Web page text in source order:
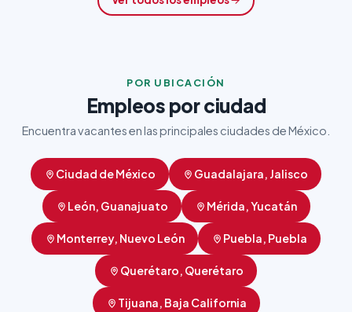
POR UBICACIÓN
Empleos por ciudad
Encuentra vacantes en las principales ciudades de México.
Ciudad de México Guadalajara, Jalisco
León, Guanajuato Mérida, Yucatán
Monterrey, Nuevo León Puebla, Puebla
Querétaro, Querétaro
Tijuana, Baja California